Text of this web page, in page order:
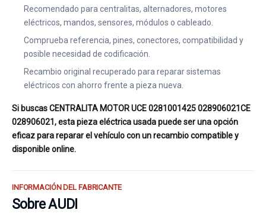
Recomendado para centralitas, alternadores, motores
eléctricos, mandos, sensores, módulos o cableado.
Comprueba referencia, pines, conectores, compatibilidad y
posible necesidad de codificación.
Recambio original recuperado para reparar sistemas
eléctricos con ahorro frente a pieza nueva.
Si buscas CENTRALITA MOTOR UCE 0281001425 028906021CE
028906021, esta pieza eléctrica usada puede ser una opción
eficaz para reparar el vehículo con un recambio compatible y
disponible online.
INFORMACIÓN DEL FABRICANTE
Sobre AUDI